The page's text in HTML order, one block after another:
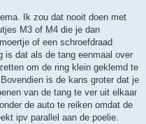
Ik zou dat nooit doen met
M3 of M4 die je dan
of een schroefdraad
is dat als de tang eenmaal over
om de ring klein geklemd te
is de kans groter dat je
van de tang te ver uit elkaar
de auto te reiken omdat de
ipv parallel aan de poelie.